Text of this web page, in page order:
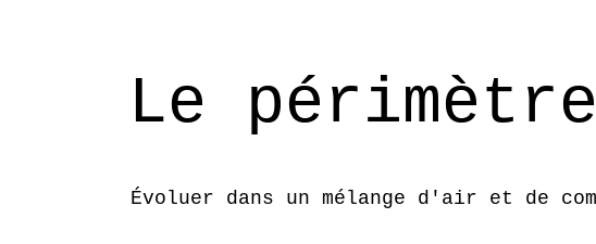
Le
Évoluer dans un mélange d'air et de